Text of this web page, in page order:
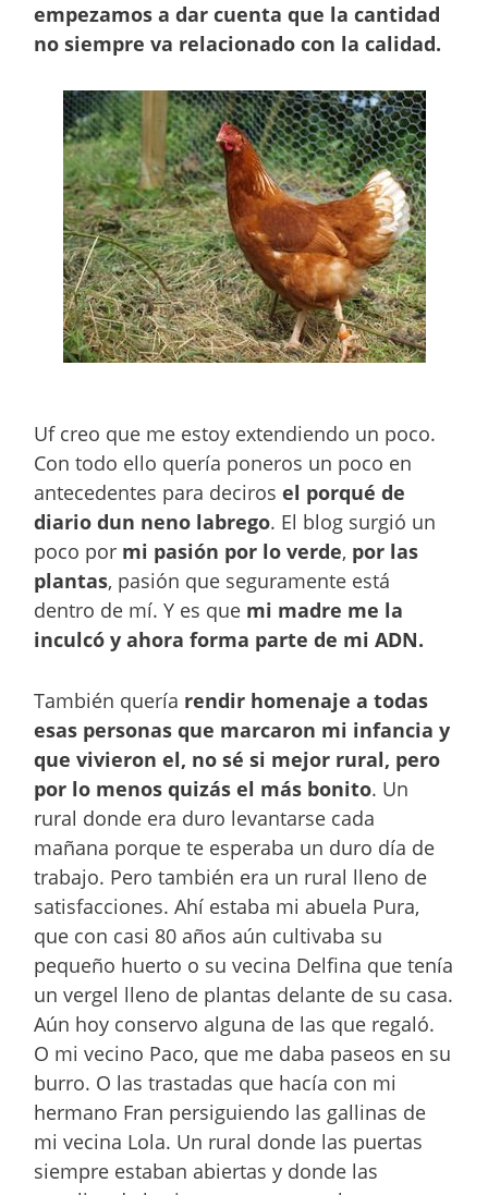
empezamos a dar cuenta que la cantidad
no siempre va relacionado con la calidad.
Uf creo que me estoy extendiendo un poco.
Con todo ello quería poneros un poco en
antecedentes para decirosel porqué de
diario dun neno labrego. El blog surgió un
poco por mi pasión por lo verde, por las
plantas, pasión que seguramente está
dentro de mí. Y es que mi madre me la
inculcó y ahora forma parte de mi ADN.
También quería rendir homenaje a todas
esas personas que marcaron mi infancia y
que vivieron el, no sé si mejor rural, pero
por lo menos quizás el más bonito. Un
rural donde era duro levantarse cada
mañana porque te esperaba un duro día de
trabajo. Pero también era un rural lleno de
satisfacciones. Ahí estaba mi abuela Pura,
que con casi 80 años aún cultivaba su
pequeño huerto o su vecina Delfina que tenía
un vergel lleno de plantas delante de su casa.
Aún hoy conservo alguna de las que regaló.
O mi vecino Paco, que me daba paseos en su
burro. O las trastadas que hacía con mi
hermano Fran persiguiendo las gallinas de
mi vecina Lola. Un rural donde las puertas
siempre estaban abiertas y donde las